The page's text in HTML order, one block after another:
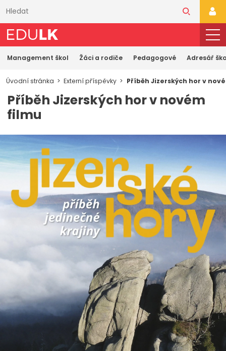
obsahu
Management škol Žáci a rodiče Pedagogové Adresář
Úvodní stránka Externí příspěvky Příběh Jizerských hor v
Příběh Jizerských hor v novém
filmu